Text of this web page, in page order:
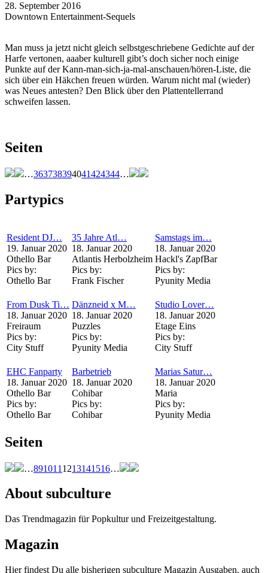
28. September 2016
Downtown Entertainment-Sequels
Man muss ja jetzt nicht gleich selbstgeschriebene Gedichte auf der
Harfe vertonen, aaaber kulturell gibt’s doch sicher noch einige
Punkte auf der Kann-man-sich-ja-mal-anschauen/hören-Liste, die
sich über ein Häkchen freuen würden. Warum nicht mal (wieder)
was Neues antesten? Den Blick über den Plattentellerrand
schweifen lassen.
Seiten
…363738394041424344…
Partypics
Resident DJ…
19. Januar 2020
Othello Bar
Pics by:
Othello Bar
35 Jahre Atl…
18. Januar 2020
Atlantis Herbolzheim
Pics by:
Frank Fischer
Samstags im…
18. Januar 2020
Hackl's ZapfBar
Pics by:
Pyunity Media
From Dusk Ti…
18. Januar 2020
Freiraum
Pics by:
City Stuff
Dänzneid x M…
18. Januar 2020
Puzzles
Pics by:
Pyunity Media
Studio Lover…
18. Januar 2020
Etage Eins
Pics by:
City Stuff
EHC Fanparty
18. Januar 2020
Othello Bar
Pics by:
Othello Bar
Barbetrieb
18. Januar 2020
Cohibar
Pics by:
Cohibar
Marias Satur…
18. Januar 2020
Maria
Pics by:
Pyunity Media
Seiten
…891011 1213141516…
About subculture
Das Trendmagazin für Popkultur und Freizeitgestaltung.
Magazin
Hier findest Du alle bisherigen subculture Magazin Ausgaben, auch